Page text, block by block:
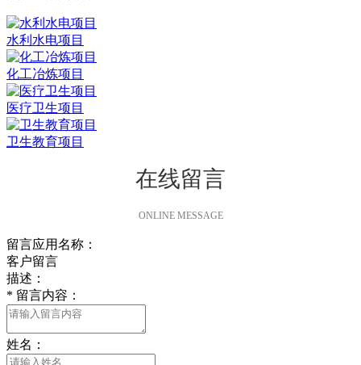
水利水电项目
化工冶炼项目
医疗卫生项目
卫生教育项目
在线留言
ONLINE MESSAGE
留言应用名称：
客户留言
描述：
* 留言内容：
姓名：